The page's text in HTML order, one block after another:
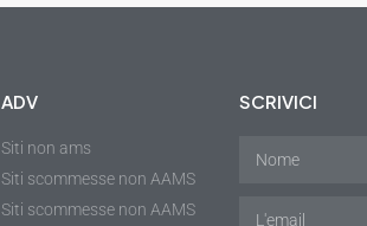
ADV
Siti non ams
Siti scommesse non AAMS
Siti scommesse non AAMS
SCRIVICI